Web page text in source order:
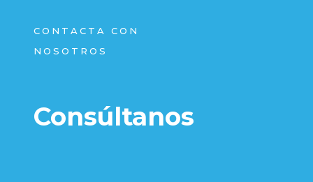
CONTACTA CON
NOSOTROS
Consúltanos